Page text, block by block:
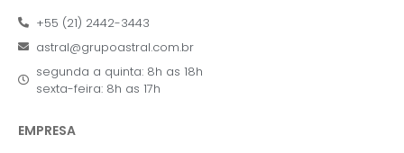
+55 (21) 2442-3443
astral@grupoastral.com.br
segunda a quinta: 8h as 18h
sexta-feira: 8h as 17h
EMPRESA